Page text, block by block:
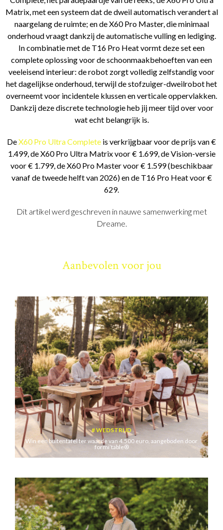
Matrix, met een systeem dat de dweil automatisch verandert al
naargelang de ruimte; en de X60 Pro Master, die minimaal
onderhoud vraagt dankzij de automatische vulling en lediging.
In combinatie met de T16 Pro Heat vormt deze set een
complete oplossing voor de schoonmaakbehoeften van een
veeleisend interieur: de robot zorgt volledig zelfstandig voor
het dagelijkse onderhoud, terwijl de stofzuiger-dweilrobot het
overneemt voor incidentele klussen en verticale oppervlakken.
Dankzij deze discrete technologie heb jij meer tijd over voor
wat echt belangrijk is.
DeX60 Pro Ultra Complete is verkrijgbaar voor de prijs van €
1.499, de X60 Pro Ultra Matrix voor € 1.699, de Vision-versie
voor € 1.799, de X60 Pro Master voor € 1.599 (beschikbaar
vanaf de tweede helft van 2026) en de T16 Pro Heat voor €
629.
Dit artikel werd geschreven in nauwe samenwerking met
Dreame.
Aanbevolen voor jou
WEDSTRIJD
Win een buitentafel ter waarde van 4.500 euro, aangeboden door
formi’table®